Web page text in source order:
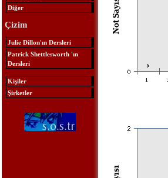
Diğer
Çizim
Julie Dillon'ın Dersleri
Patrick Shettlesworth 'ın
Dersleri
Kişiler
Şirketler